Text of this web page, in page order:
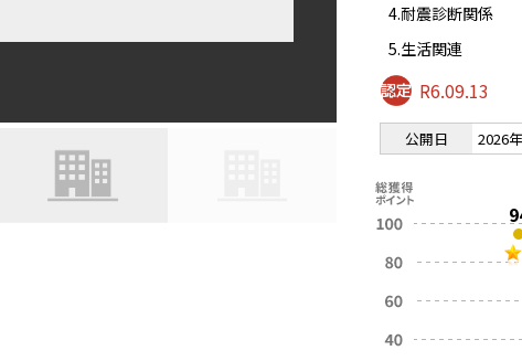
4.耐震診断関係
5.生活関連
R6.09.13
公開日 2026